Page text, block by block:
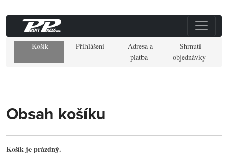
Košík Přihlášení
Adresa a
platba
Shrnutí
objednávky
Obsah košíku
Košík je prázdný.